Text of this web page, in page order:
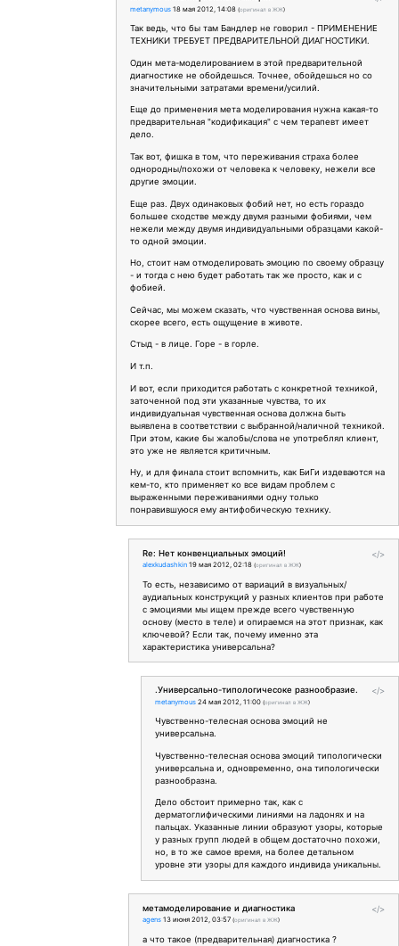
metanymous 18 мая 2012, 14:08 (оригинал в ЖЖ)
Так ведь, что бы там Бандлер не говорил - ПРИМЕНЕНИЕ
ТЕХНИКИ ТРЕБУЕТ ПРЕДВАРИТЕЛЬНОЙ ДИАГНОСТИКИ.
Один мета-моделированием в этой предварительной
диагностике не обойдешься. Точнее, обойдешься но со
значительными затратами времени/усилий.
Еще до применения мета моделирования нужна какая-то
предварительная "кодификация" с чем терапевт имеет
дело.
Так вот, фишка в том, что переживания страха более
однородны/похожи от человека к человеку, нежели все
другие эмоции.
Еще раз. Двух одинаковых фобий нет, но есть гораздо
большее сходстве между двумя разными фобиями, чем
нежели между двумя индивидуальными образцами какой-
то одной эмоции.
Но, стоит нам отмоделировать эмоцию по своему образцу
- и тогда с нею будет работать так же просто, как и с
фобией.
Сейчас, мы можем сказать, что чувственная основа вины,
скорее всего, есть ощущение в животе.
Стыд - в лице. Горе - в горле.
И т.п.
И вот, если приходится работать с конкретной техникой,
заточенной под эти указанные чувства, то их
индивидуальная чувственная основа должна быть
выявлена в соответствии с выбранной/наличной техникой.
При этом, какие бы жалобы/слова не употреблял клиент,
это уже не является критичным.
Ну, и для финала стоит вспомнить, как БиГи издеваются на
кем-то, кто применяет ко все видам проблем с
выраженными переживаниями одну только
понравившуюся ему антифобическую технику.
</>
Re: Нет конвенциальных эмоций!
alexkudashkin 19 мая 2012, 02:18 (оригинал в ЖЖ)
То есть, независимо от вариаций в визуальных/
аудиальных конструкций у разных клиентов при работе
с эмоциями мы ищем прежде всего чувственную
основу (место в теле) и опираемся на этот признак, как
ключевой? Если так, почему именно эта
характеристика универсальна?
</>
.Универсально-типологичесоке разнообразие.
metanymous 24 мая 2012, 11:00 (оригинал в ЖЖ)
Чувственно-телесная основа эмоций не
универсальна.
Чувственно-телесная основа эмоций типологически
универсальна и, одновременно, она типологически
разнообразна.
Дело обстоит примерно так, как с
дерматоглифическими линиями на ладонях и на
пальцах. Указанные линии образуют узоры, которые
у разных групп людей в общем достаточно похожи,
но, в то же самое время, на более детальном
уровне эти узоры для каждого индивида уникальны.
</>
метамоделирование и диагностика
agens 13 июня 2012, 03:57 (оригинал в ЖЖ)
а что такое (предварительная) диагностика ?